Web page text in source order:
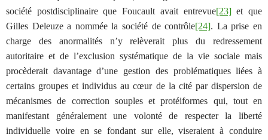
société postdisciplinaire que Foucault avait entrevue[23]et que
Gilles Deleuze a nommée la société de contrôle[24]. La prise en
charge des anormalités n’y relèverait plus du redressement
autoritaire et de l’exclusion systématique de la vie sociale mais
procèderait davantage d’une gestion des problématiques liées à
certains groupes et individus au cœur de la cité par dispersion de
mécanismes de correction souples et protéiformes qui, tout en
manifestant généralement une volonté de respecter la liberté
individuelle voire en se fondant sur elle, viseraientà conduire